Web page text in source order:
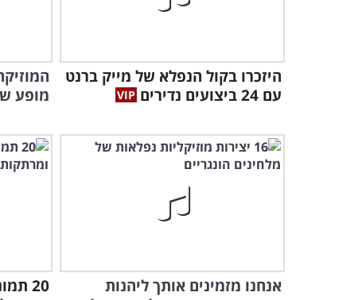
היזכרו בקול הנפלא של מייק ברנט
עם 24 ביצועים נדירים
מופע
אנחנו מזמינים אותך ליהנות
20